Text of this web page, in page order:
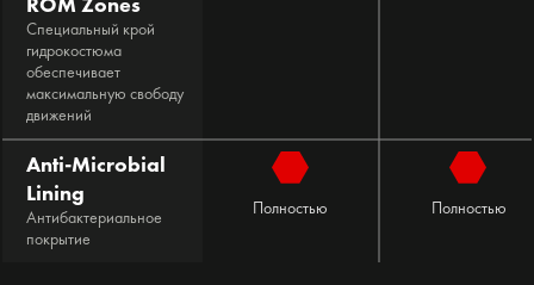
Специальный крой
гидрокостюма
обеспечивает
максимальную свободу
движений
Anti-Microbial
Lining
Антибактериальное
покрытие
Полностью Полностью